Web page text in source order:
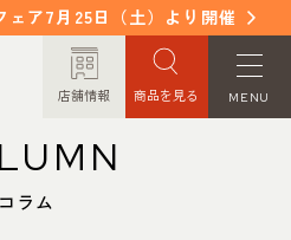
ア7月25日（土）より開催
店舗情報 商品を見る MENU
WORKS
コラム